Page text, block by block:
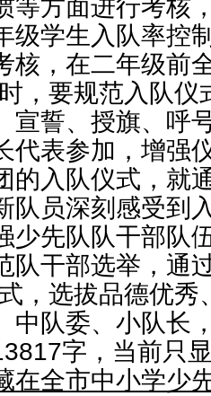
等方面进行考核
级学生入队率控
核，在二年级前
，要规范入队
宣誓、授旗、呼
代表参加，增强
的入队仪式，就
队员深刻感受到
少先队队干部队
队干部选举，通
，选拔品德优
中队委、小队
字，当前只
在全市中小学少